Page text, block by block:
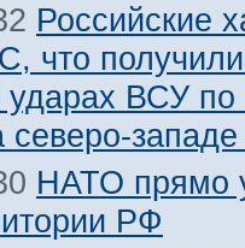
Российские
что получили
ударах ВСУ
северо-
НАТО прямо
РФ